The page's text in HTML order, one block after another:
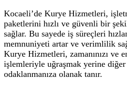
Kocaeli’de Kurye Hizmetleri,
paketlerini hızlı ve güvenli bir
sağlar. Bu sayede iş süreçleri
memnuniyeti artar ve verimlilik
Kurye Hizmetleri, zamanınızı ve
işlemleriyle uğraşmak yerine
odaklanmanıza olanak tanır.